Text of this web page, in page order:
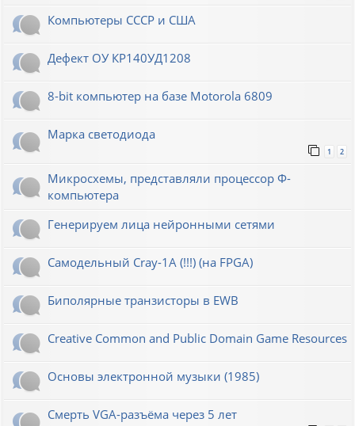
Компьютеры СССР и США
Дефект ОУ КР140УД1208
8-bit компьютер на базе Motorola 6809
Марка светодиода
1 2
Микросхемы, представляли процессор Ф-
компьютера
Генерируем лица нейронными сетями
Cамодельный Cray-1A (!!!) (на FPGA)
Биполярные транзисторы в EWB
Creative Common and Public Domain Game Resources
Основы электронной музыки (1985)
Смерть VGA-разъёма через 5 лет